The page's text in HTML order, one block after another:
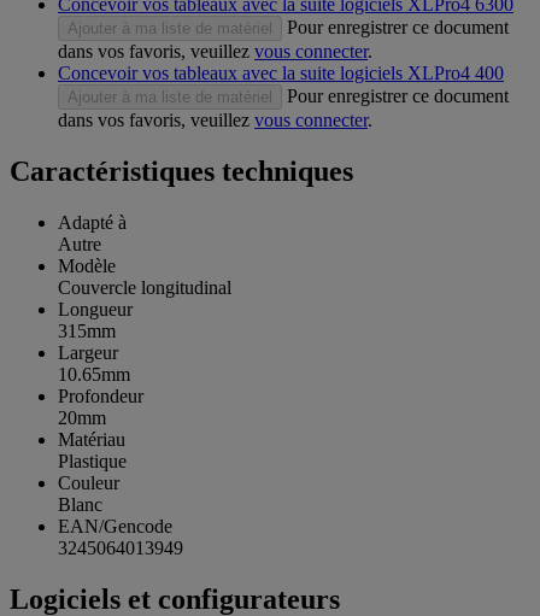
Concevoir vos tableaux avec la suite logiciels XLPro4 6300
Ajouter à ma liste de matériel
Pour enregistrer ce document
dans vos favoris, veuillez vous connecter.
Concevoir vos tableaux avec la suite logiciels XLPro4 400
Ajouter à ma liste de matériel
Pour enregistrer ce document
dans vos favoris, veuillez vous connecter.
Caractéristiques techniques
Adapté à
Autre
Modèle
Couvercle longitudinal
Longueur
315mm
Largeur
10.65mm
Profondeur
20mm
Matériau
Plastique
Couleur
Blanc
EAN/Gencode
3245064013949
Logiciels et configurateurs